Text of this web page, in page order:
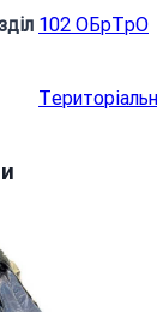
102 ОБрТрО